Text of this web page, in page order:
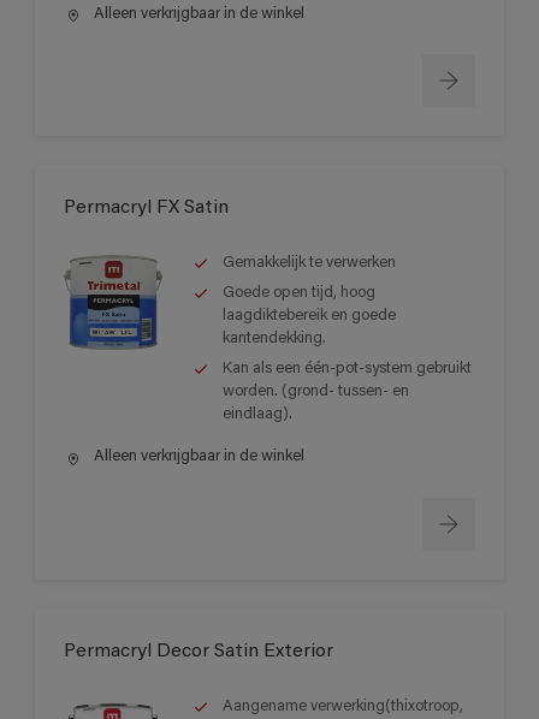
Alleen verkrijgbaar in de winkel
Permacryl FX Satin
Gemakkelijk te verwerken
Goede open tijd, hoog
laagdiktebereik en goede
kantendekking.
Kan als een één-pot-system gebruikt
worden. (grond- tussen- en
eindlaag).
Alleen verkrijgbaar in de winkel
Permacryl Decor Satin Exterior
Aangename verwerking(thixotroop,